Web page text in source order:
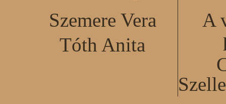
Szemere Vera
Tóth Anita
A